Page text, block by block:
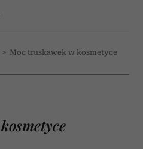
> Moc truskawek w kosmetyce